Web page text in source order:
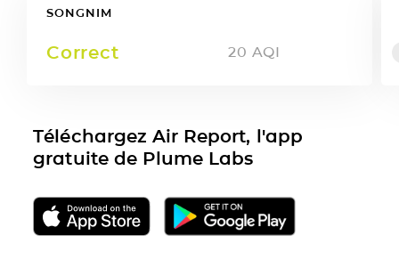
SONGNIM
Correct 20 AQI
Téléchargez Air Report, l'app
gratuite de Plume Labs